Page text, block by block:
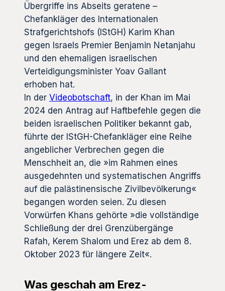
Übergriffe ins Abseits geratene –
Chefankläger des Internationalen
Strafgerichtshofs (IStGH) Karim Khan
gegen Israels Premier Benjamin Netanjahu
und den ehemaligen israelischen
Verteidigungsminister Yoav Gallant
erhoben hat.
In der Videobotschaft, in der Khan im Mai
2024 den Antrag auf Haftbefehle gegen die
beiden israelischen Politiker bekannt gab,
führte der IStGH-Chefankläger eine Reihe
angeblicher Verbrechen gegen die
Menschheit an, die »im Rahmen eines
ausgedehnten und systematischen Angriffs
auf die palästinensische Zivilbevölkerung«
begangen worden seien. Zu diesen
Vorwürfen Khans gehörte »die vollständige
Schließung der drei Grenzübergänge
Rafah, Kerem Shalom und Erez ab dem 8.
Oktober 2023 für längere Zeit«.
Was geschah am Erez-